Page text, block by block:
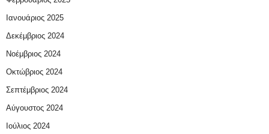
Ιανουάριος 2025
Δεκέμβριος 2024
Νοέμβριος 2024
Οκτώβριος 2024
Σεπτέμβριος 2024
Αύγουστος 2024
Ιούλιος 2024